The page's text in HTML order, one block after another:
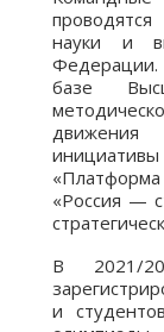
науки и
Федерации.
базе
движения
«Россия —
В 2021/
и